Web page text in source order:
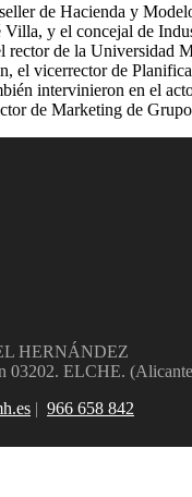
de Hacienda y
Villa, y el concejal de
de la Universidad
el vicerrector de
intervinieron en el
de Marketing de Grupo
HERNÁNDEZ
03202. ELCHE.
| 966 658 842